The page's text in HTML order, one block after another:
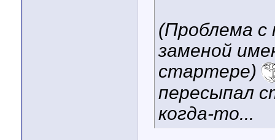
(Проблема с
заменой
стартере)
пересыпал
когда-то...